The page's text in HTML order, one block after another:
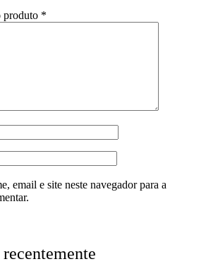
produto *
email e site neste navegador para a